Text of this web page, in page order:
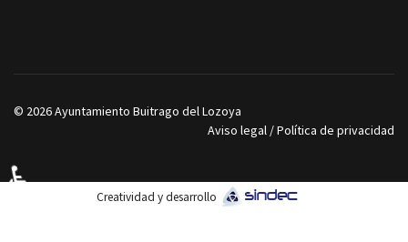
© 2026 Ayuntamiento Buitrago del Lozoya
Aviso legal /Política de privacidad
Creatividad y desarrollo